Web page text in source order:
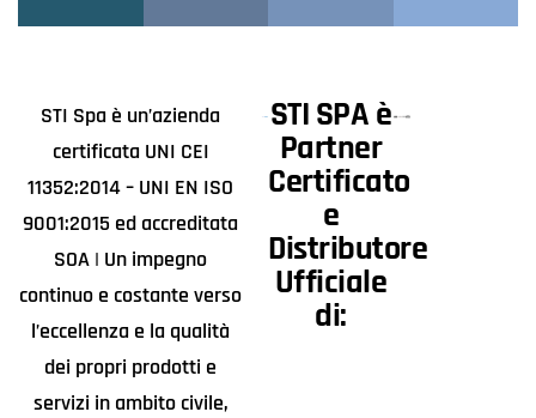
STI Spa è un’azienda
certificata UNI CEI
11352:2014 – UNI EN ISO
9001:2015 ed accreditata
SOA | Un impegno
continuo e costante verso
l’eccellenza e la qualità
dei propri prodotti e
servizi in ambito civile,
STI SPA è
Partner
Certificato
e
Distributore
Ufficiale
di: